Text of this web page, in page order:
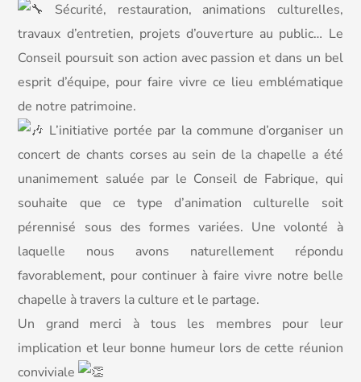
Sécurité, restauration, animations culturelles,
travaux d’entretien, projets d’ouverture au public… Le
Conseil poursuit son action avec passion et dans un bel
esprit d’équipe, pour faire vivre ce lieu emblématique
de notre patrimoine.
L’initiative portée par la commune d’organiser un
concert de chants corses au sein de la chapelle a été
unanimement saluée par le Conseil de Fabrique, qui
souhaite que ce type d’animation culturelle soit
pérennisé sous des formes variées. Une volonté à
laquelle nous avons naturellement répondu
favorablement, pour continuer à faire vivre notre belle
chapelle à travers la culture et le partage.
Un grand merci à tous les membres pour leur
implication et leur bonne humeur lors de cette réunion
conviviale